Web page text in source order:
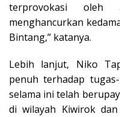
terprovokasi oleh
menghancurkan
Bintang,” katanya.
Lebih lanjut, Niko
penuh terhadap
selama ini telah
di wilayah Kiwirok